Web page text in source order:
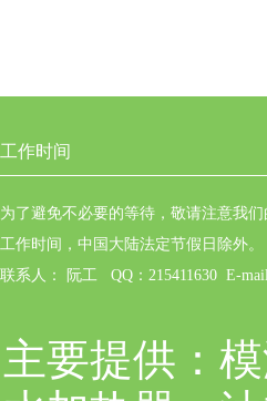
工作时间
为了避免不必要的等待，敬请注意我
工作时间，中国大陆法定节假日除外。
联系人： 阮工 QQ：215411630 E-mail
主要提供：